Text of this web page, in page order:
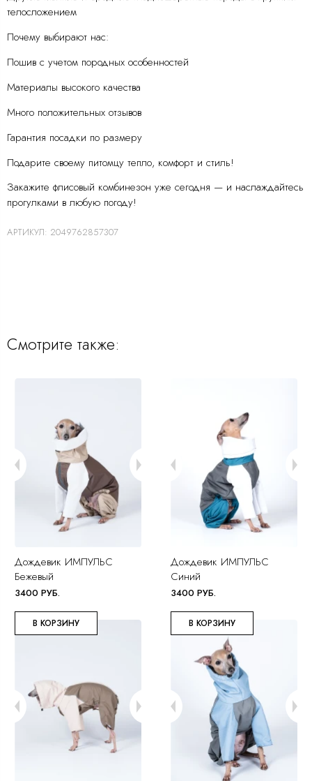
телосложением
Почему выбирают нас:
Пошив с учетом породных особенностей
Материалы высокого качества
Много положительных отзывов
Гарантия посадки по размеру
Подарите своему питомцу тепло, комфорт и стиль!
Закажите флисовый комбинезон уже сегодня — и наслаждайтесь
прогулками в любую погоду!
АРТИКУЛ: 2049762857307
Смотрите также:
Дождевик ИМПУЛЬС
Бежевый
3400 РУБ.
В КОРЗИНУ
Дождевик ИМПУЛЬС
Синий
3400 РУБ.
В КОРЗИНУ